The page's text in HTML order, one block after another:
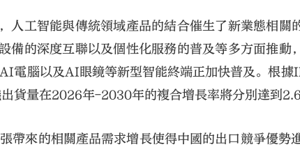
人工智能與傳統領域產品的結合催生了新業態相關
備的深度互聯以及個性化服務的普及等多方面推動
電腦以及AI眼鏡等新型智能終端正加快普及。根
貨量在2026年-2030年的複合增長率將分別達到
帶來的相關產品需求增長使得中國的出口競爭優勢